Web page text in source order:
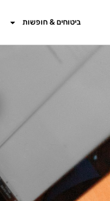
ביטוחים & חופשות